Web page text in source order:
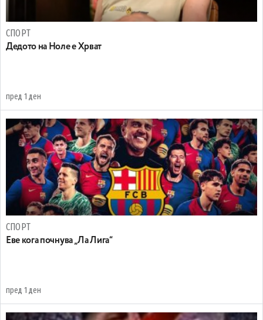
СПОРТ
Дедото на Ноле е Хрват
пред 1 ден
СПОРТ
Еве кога почнува „Ла Лига“
пред 1 ден